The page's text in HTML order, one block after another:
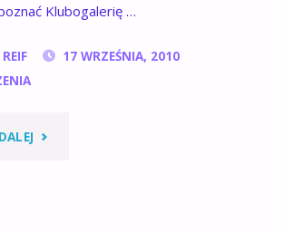
Klubogalerię …
17 WRZEŚNIA, 2010
"SPOTKANIE